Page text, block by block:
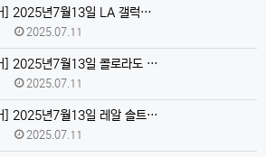
] 2025년7월13일 LA 갤럭…
2025.07.11
] 2025년7월13일 콜로라도 …
2025.07.11
] 2025년7월13일 레알 솔트…
2025.07.11